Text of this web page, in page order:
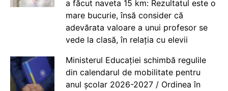
a făcut naveta 15 km: Rezultatul este o
mare bucurie, însă consider că
adevărata valoare a unui profesor se
vede la clasă, în relația cu elevii
Ministerul Educației schimbă regulile
din calendarul de mobilitate pentru
anul școlar 2026-2027 / Ordinea în